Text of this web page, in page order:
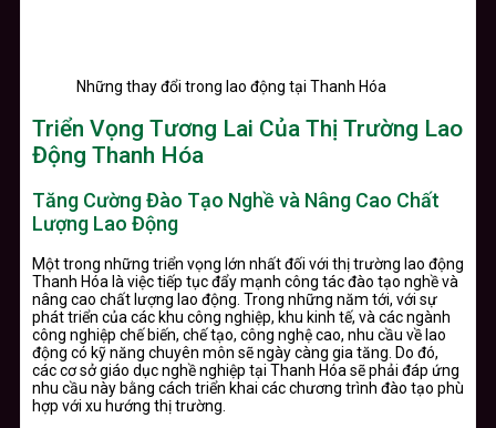
Những thay đổi trong lao động tại Thanh Hóa
Triển Vọng Tương Lai Của Thị Trường Lao
Động Thanh Hóa
Tăng Cường Đào Tạo Nghề và Nâng Cao Chất
Lượng Lao Động
Một trong những triển vọng lớn nhất đối với thị trường lao động
Thanh Hóa là việc tiếp tục đẩy mạnh công tác đào tạo nghề và
nâng cao chất lượng lao động. Trong những năm tới, với sự
phát triển của các khu công nghiệp, khu kinh tế, và các ngành
công nghiệp chế biến, chế tạo, công nghệ cao, nhu cầu về lao
động có kỹ năng chuyên môn sẽ ngày càng gia tăng. Do đó,
các cơ sở giáo dục nghề nghiệp tại Thanh Hóa sẽ phải đáp ứng
nhu cầu này bằng cách triển khai các chương trình đào tạo phù
hợp với xu hướng thị trường.